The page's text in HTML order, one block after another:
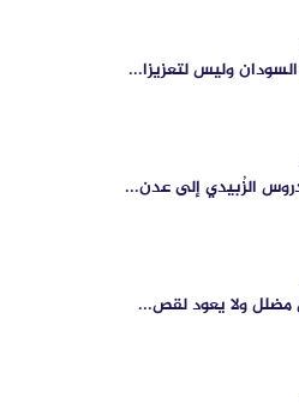
وليس لتعزيزا...
الزُبيدي إلى عدن...
مضلل ولا يعود لقص...